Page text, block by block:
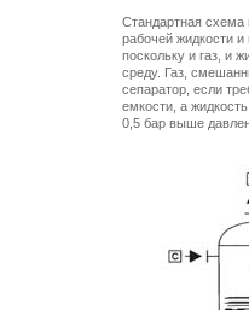
Стандартная схема
рабочей жидкости
поскольку и газ, и
среду. Газ,
сепаратор, если
емкости, а
0,5 бар выше